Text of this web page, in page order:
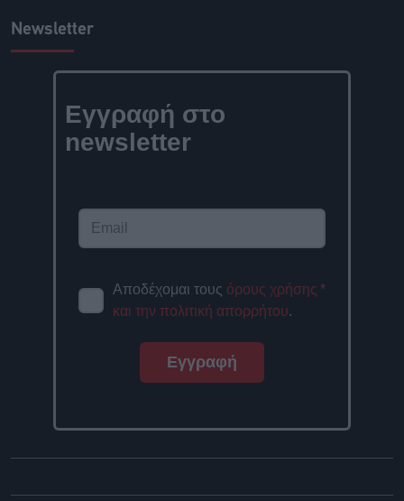
Newsletter
Εγγραφή στο
newsletter
Αποδέχομαι τους όρους χρήσης
και την πολιτική απορρήτου.
*
Εγγραφή